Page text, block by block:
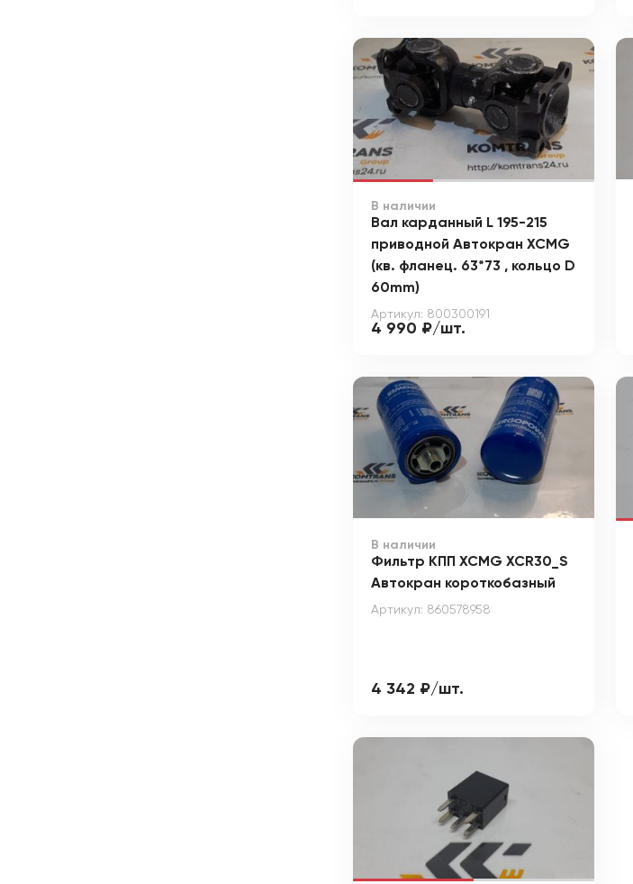
В наличии
Вал карданный L 195-215
приводной Автокран XCMG
(кв. фланец. 63*73 , кольцо D
60mm)
Артикул: 800300191
4 990 ₽/шт.
В наличии
Фильтр КПП XCMG XCR30_S
Автокран короткобазный
Артикул: 860578958
4 342 ₽/шт.